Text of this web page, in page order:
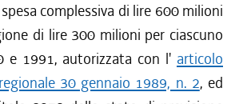
complessiva di lire 600 milioni
di lire 300 milioni per ciascuno
e 1991, autorizzata con l' articolo
30 gennaio 1989, n. 2, ed